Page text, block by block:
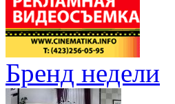
Бренд недели